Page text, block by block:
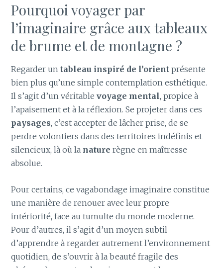
Pourquoi voyager par
l’imaginaire grâce aux tableaux
de brume et de montagne ?
Regarder untableau inspiré de l’orient présente
bien plus qu’une simple contemplation esthétique.
Il s’agit d’un véritablevoyage mental, propice à
l’apaisement et à la réflexion. Se projeter dans ces
paysages, c’est accepter de lâcher prise, de se
perdre volontiers dans des territoires indéfinis et
silencieux, là où la nature règne en maîtresse
absolue.
Pour certains, ce vagabondage imaginaire constitue
une manière de renouer avec leur propre
intériorité, face au tumulte du monde moderne.
Pour d’autres, il s’agit d’un moyen subtil
d’apprendre à regarder autrement l’environnement
quotidien, de s’ouvrir à la beauté fragile des